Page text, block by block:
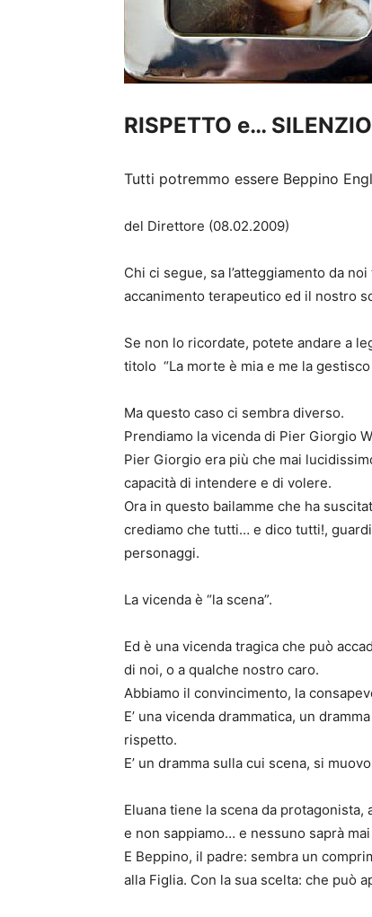
RISPETTO e…
Tutti potremmo essere Beppino
del Direttore (08.02.2009)
Chi ci segue, sa l’atteggiamento da
accanimento terapeutico ed il nostro
Se non lo ricordate, potete andare a
titolo “La morte è mia e me la gestisco
Ma questo caso ci sembra diverso.
Prendiamo la vicenda di Pier Giorgio
Pier Giorgio era più che mai
capacità di intendere e di volere.
Ora in questo bailamme che ha
crediamo che tutti… e dico tutti!,
personaggi.
La vicenda è “la scena”.
Ed è una vicenda tragica che può
di noi, o a qualche nostro caro.
Abbiamo il convincimento, la
E’ una vicenda drammatica, un
rispetto.
E’ un dramma sulla cui scena, si
Eluana tiene la scena da
e non sappiamo… e nessuno saprà
E Beppino, il padre: sembra un
alla Figlia. Con la sua scelta: che può